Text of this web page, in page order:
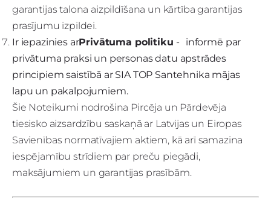
garantijas talona aizpildīšana un kārtība garantijas
prasījumu izpildei.
Ir iepazinies arPrivātuma politiku -
informē par
privātuma praksi un personas datu apstrādes
principiem saistībā ar SIA TOP Santehnika mājas
lapu un pakalpojumiem.
Šie Noteikumi nodrošina Pircēja un Pārdevēja
tiesisko aizsardzību saskaņā ar Latvijas un Eiropas
Savienības normatīvajiem aktiem, kā arī samazina
iespējamību strīdiem par preču piegādi,
maksājumiem un garantijas prasībām.